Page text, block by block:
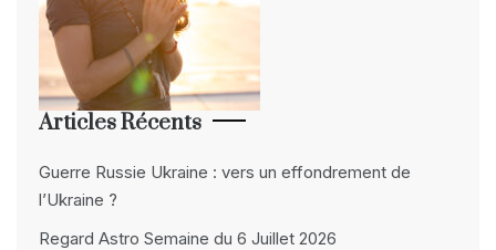
Articles Récents
Guerre Russie Ukraine : vers un effondrement de
l’Ukraine ?
Regard Astro Semaine du 6 Juillet 2026